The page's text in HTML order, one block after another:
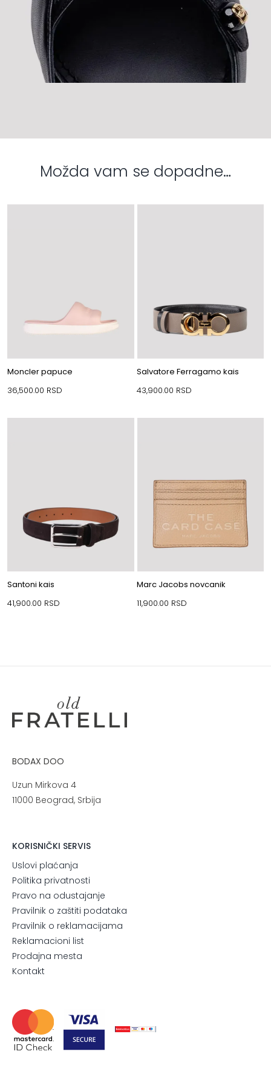
Možda vam se dopadne…
Moncler papuce
36,500.00 RSD
Salvatore Ferragamo kais
43,900.00 RSD
Santoni kais
41,900.00 RSD
Marc Jacobs novcanik
11,900.00 RSD
BODAX DOO
Uzun Mirkova 4
11000 Beograd, Srbija
KORISNIČKI SERVIS
Uslovi plaćanja
Politika privatnosti
Pravo na odustajanje
Pravilnik o zaštiti podataka
Pravilnik o reklamacijama
Reklamacioni list
Prodajna mesta
Kontakt